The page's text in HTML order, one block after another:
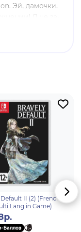
Эй, дамочки,
Я не за-
Новый
Сейчас Фейт
найти ее.
II (2) (French
Lang in Game)
/Switch (Английская версия)
Баллов